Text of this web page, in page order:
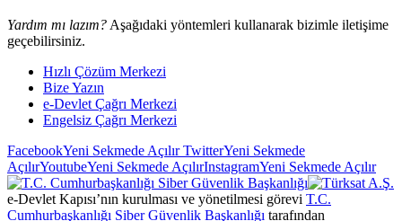
Yardım mı lazım? Aşağıdaki yöntemleri kullanarak bizimle iletişime
geçebilirsiniz.
Hızlı Çözüm Merkezi
Bize Yazın
e-Devlet Çağrı Merkezi
Engelsiz Çağrı Merkezi
FacebookYeni Sekmede AçılırTwitterYeni Sekmede
AçılırYoutubeYeni Sekmede AçılırInstagramYeni Sekmede Açılır
e-Devlet Kapısı’nın kurulması ve yönetilmesi görevi T.C.
Cumhurbaşkanlığı Siber Güvenlik Başkanlığı tarafından